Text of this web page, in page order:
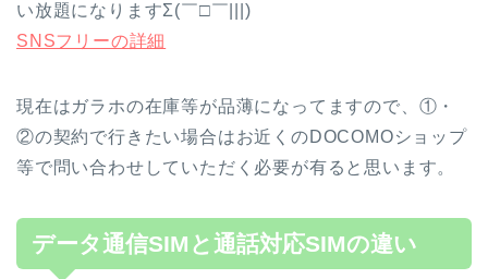
い放題になりますΣ(￣□￣|||)
SNSフリーの詳細
現在はガラホの在庫等が品薄になってますので、①・
②の契約で行きたい場合はお近くのDOCOMOショップ
等で問い合わせしていただく必要が有ると思います。
データ通信SIMと通話対応SIMの違い